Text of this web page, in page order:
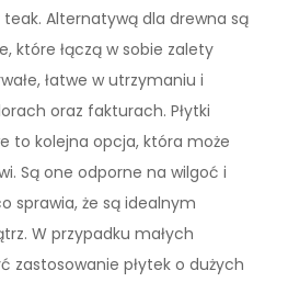
Alternatywą dla drewna są
które łączą w sobie zalety
łatwe w utrzymaniu i
oraz fakturach. Płytki
to kolejna opcja, która może
Są one odporne na wilgoć i
sprawia, że są idealnym
W przypadku małych
zastosowanie płytek o dużych